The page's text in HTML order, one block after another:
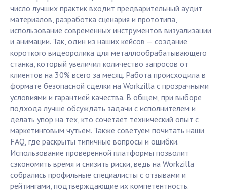
число лучших практик входит предварительный аудит
материалов, разработка сценария и прототипа,
использование современных инструментов визуализации
и анимации. Так, один из наших кейсов — создание
короткого видеоролика для металлообрабатывающего
станка, который увеличил количество запросов от
клиентов на 30% всего за месяц. Работа происходила в
формате безопасной сделки на Workzilla с прозрачными
условиями и гарантией качества. В общем, при выборе
подхода лучше обсуждать задачи с исполнителем и
делать упор на тех, кто сочетает технический опыт с
маркетинговым чутьём. Также советуем почитать наши
FAQ, где раскрыты типичные вопросы и ошибки.
Использование проверенной платформы позволит
сэкономить время и снизить риски, ведь на Workzilla
собрались профильные специалисты с отзывами и
рейтингами, подтверждающие их компетентность.